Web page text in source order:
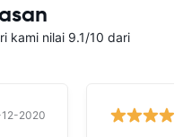
kami nilai 9.1/10 dari
2020